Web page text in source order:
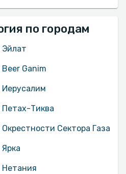
по городам
Эйлат
Ganim
Иерусалим
Петах-Тиква
Сектора Газа
Нетания